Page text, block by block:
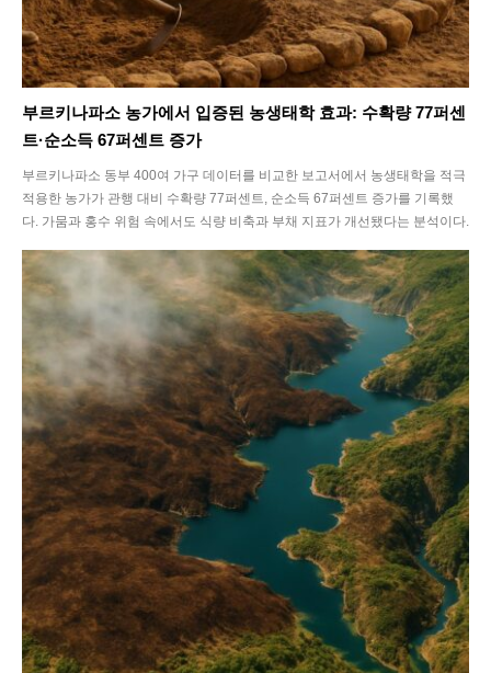
부르키나파소 농가에서 입증된 농생태학 효과: 수확량 77퍼센
트·순소득 67퍼센트 증가
부르키나파소 동부 400여 가구 데이터를 비교한 보고서에서 농생태학을 적극
적용한 농가가 관행 대비 수확량 77퍼센트, 순소득 67퍼센트 증가를 기록했
다. 가뭄과 홍수 위험 속에서도 식량 비축과 부채 지표가 개선됐다는 분석이다.